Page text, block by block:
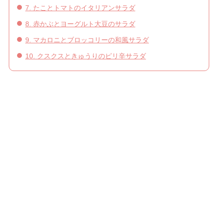
7. たことトマトのイタリアンサラダ
8. 赤かぶとヨーグルト大豆のサラダ
9. マカロニとブロッコリーの和風サラダ
10. クスクスときゅうりのピリ辛サラダ